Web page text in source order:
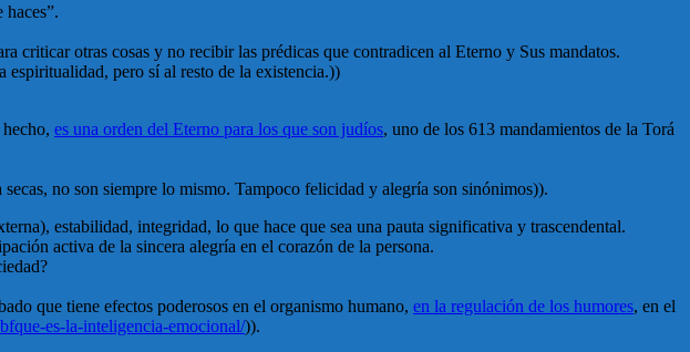
criticar otras cosas y no recibir las prédicas que contradicen al Eterno y Sus mandatos.
espiritualidad, pero sí al resto de la existencia.))
es una orden del Eterno para los que son judíos, uno de los 613 mandamientos de la Torá
no son siempre lo mismo. Tampoco felicidad y alegría son sinónimos)).
estabilidad, integridad, lo que hace que sea una pauta significativa y trascendental.
activa de la sincera alegría en el corazón de la persona.
que tiene efectos poderosos en el organismo humano, en la regulación de los humores, en el
es-la-inteligencia-emocional/)).